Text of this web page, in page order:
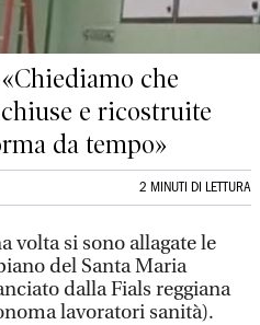
che
e ricostruite
da tempo»
2 MINUTI DI LETTURA
volta si sono allagate le
del Santa Maria
dalla Fials reggiana
lavoratori sanità).